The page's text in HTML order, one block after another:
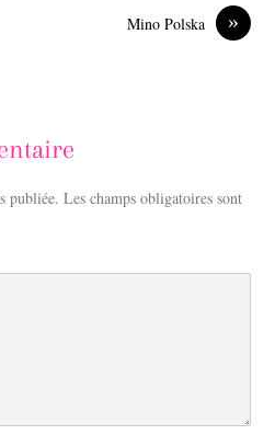
»
Mino Polska
publiée. Les champs obligatoires sont